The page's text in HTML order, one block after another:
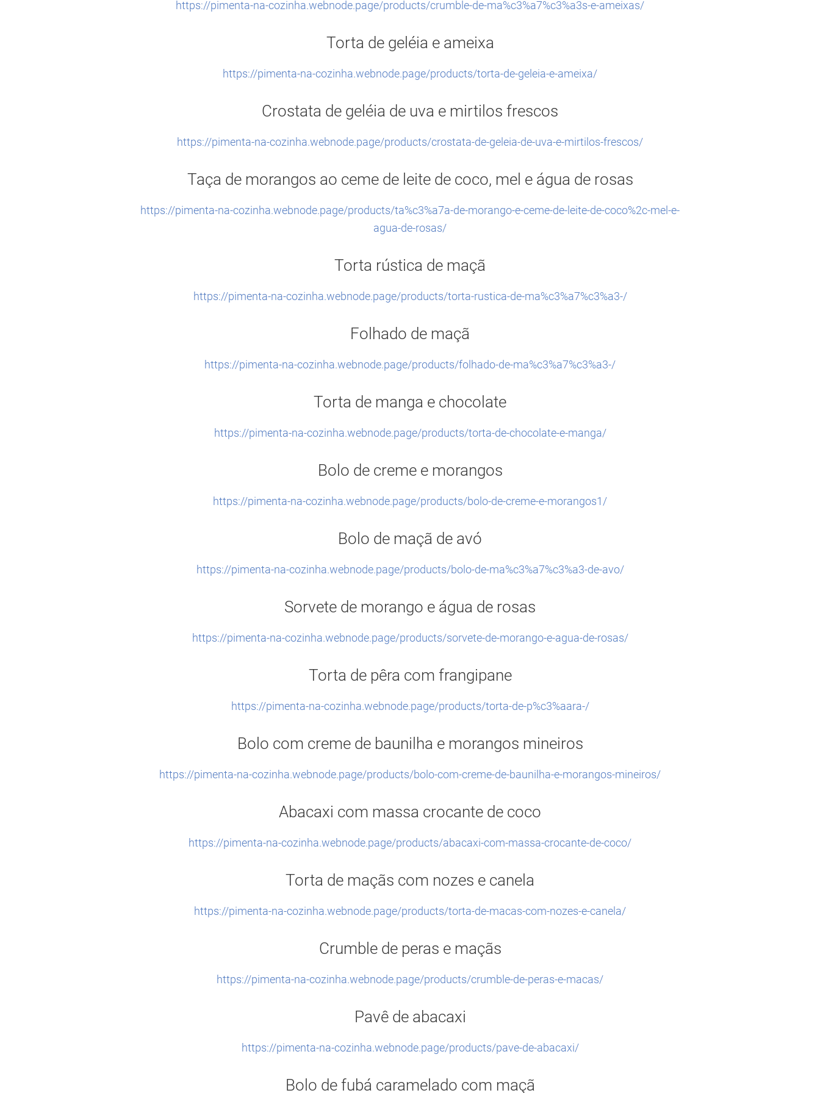
https://pimenta-na-cozinha.webnode.page/products/crumble-de-ma%c3%a7%c3%a3s-e-ameixas/
Torta de geléia e ameixa
https://pimenta-na-cozinha.webnode.page/products/torta-de-geleia-e-ameixa/
Crostata de geléia de uva e mirtilos frescos
https://pimenta-na-cozinha.webnode.page/products/crostata-de-geleia-de-uva-e-mirtilos-frescos/
Taça de morangos ao ceme de leite de coco, mel e água de rosas
https://pimenta-na-cozinha.webnode.page/products/ta%c3%a7a-de-morango-e-ceme-de-leite-de-coco%2c-mel-e-
agua-de-rosas/
Torta rústica de maçã
https://pimenta-na-cozinha.webnode.page/products/torta-rustica-de-ma%c3%a7%c3%a3-/
Folhado de maçã
https://pimenta-na-cozinha.webnode.page/products/folhado-de-ma%c3%a7%c3%a3-/
Torta de manga e chocolate
https://pimenta-na-cozinha.webnode.page/products/torta-de-chocolate-e-manga/
Bolo de creme e morangos
https://pimenta-na-cozinha.webnode.page/products/bolo-de-creme-e-morangos1/
Bolo de maçã de avó
https://pimenta-na-cozinha.webnode.page/products/bolo-de-ma%c3%a7%c3%a3-de-avo/
Sorvete de morango e água de rosas
https://pimenta-na-cozinha.webnode.page/products/sorvete-de-morango-e-agua-de-rosas/
Torta de pêra com frangipane
https://pimenta-na-cozinha.webnode.page/products/torta-de-p%c3%aara-/
Bolo com creme de baunilha e morangos mineiros
https://pimenta-na-cozinha.webnode.page/products/bolo-com-creme-de-baunilha-e-morangos-mineiros/
Abacaxi com massa crocante de coco
https://pimenta-na-cozinha.webnode.page/products/abacaxi-com-massa-crocante-de-coco/
Torta de maçãs com nozes e canela
https://pimenta-na-cozinha.webnode.page/products/torta-de-macas-com-nozes-e-canela/
Crumble de peras e maçãs
https://pimenta-na-cozinha.webnode.page/products/crumble-de-peras-e-macas/
Pavê de abacaxi
https://pimenta-na-cozinha.webnode.page/products/pave-de-abacaxi/
Bolo de fubá caramelado com maçã